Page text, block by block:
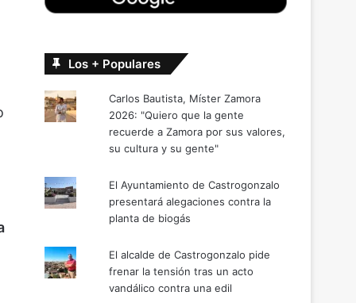
Los + Populares
Carlos Bautista, Míster Zamora
2026: "Quiero que la gente
recuerde a Zamora por sus valores,
su cultura y su gente"
El Ayuntamiento de Castrogonzalo
presentará alegaciones contra la
planta de biogás
El alcalde de Castrogonzalo pide
frenar la tensión tras un acto
vandálico contra una edil